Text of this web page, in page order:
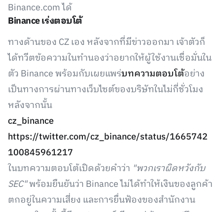
Binance.com ได้
Binance เร่งตอบโต้
ทางด้านของ CZ เอง หลังจากที่มีข่าวออกมา เจ้าตัวก็
ได้ทวีตข้อความในทำนองว่าอยากให้ผู้ใช้งานเชื่อมั่นใน
ตัว Binance พร้อมกับเผยแพร่บทความตอบโต้อย่าง
เป็นทางการผ่านทางเว็บไซต์ของบริษัทในไม่กี่ชั่วโมง
หลังจากนั้น
cz_binance
https://twitter.com/cz_binance/status/1665742
100845961217
ในบทความตอบโต้เปิดด้วยคำว่า "พวกเราผิดหวังกับ
SEC"พร้อมยืนยันว่า Binance ไม่ได้ทำให้เงินของลูกค้า
ตกอยู่ในความเสี่ยง และการยื่นฟ้องของสำนักงาน